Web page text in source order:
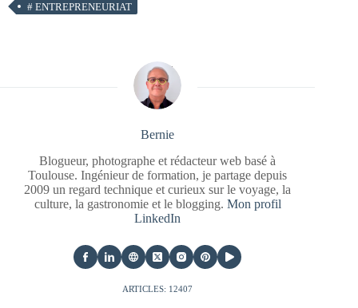
# ENTREPRENEURIAT
Bernie
Blogueur, photographe et rédacteur web basé à
Toulouse. Ingénieur de formation, je partage depuis
2009 un regard technique et curieux sur le voyage, la
culture, la gastronomie et le blogging. Mon profil
LinkedIn
ARTICLES: 12407